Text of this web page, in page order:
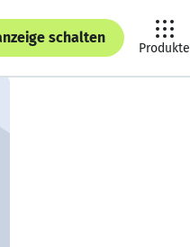
schalten
Produkte